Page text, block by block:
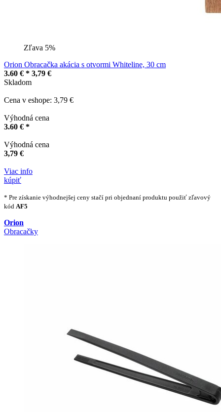
Zľava 5%
Orion Obracačka akácia s otvormi Whiteline, 30 cm
3.60 € * 3,79 €
Skladom
Cena v eshope: 3,79 €
Výhodná cena
3.60 € *
Výhodná cena
3,79 €
Viac info
kúpiť
* Pre získanie výhodnejšej ceny stačí pri objednaní produktu použiť zľavový
kód AF5
Orion
Obracačky